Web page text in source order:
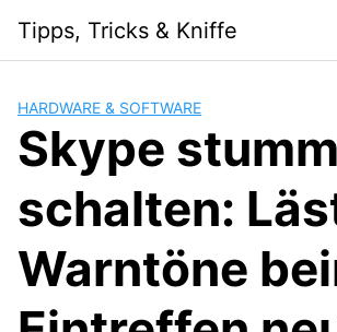
content
Tipps, Tricks & Kniffe
HARDWARE & SOFTWARE
Skype stumm
schalten:
Warntöne